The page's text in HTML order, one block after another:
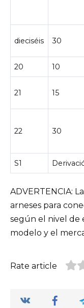
dieciséis 30
20 10
21 15
22 30
S1
ADVERTENCIA:
arneses para
según el nivel de
modelo y el
Rate article